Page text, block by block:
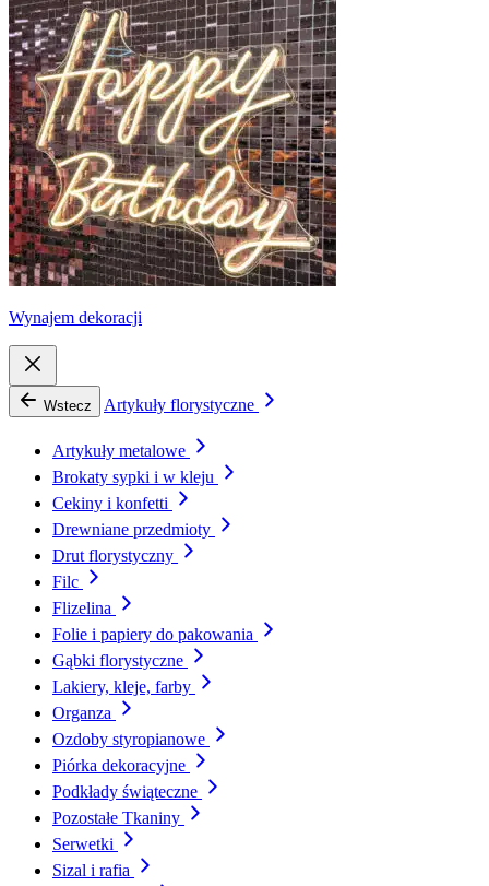
Wynajem dekoracji
Wstecz Artykuły florystyczne
Artykuły metalowe
Brokaty sypki i w kleju
Cekiny i konfetti
Drewniane przedmioty
Drut florystyczny
Filc
Flizelina
Folie i papiery do pakowania
Gąbki florystyczne
Lakiery, kleje, farby
Organza
Ozdoby styropianowe
Piórka dekoracyjne
Podkłady świąteczne
Pozostałe Tkaniny
Serwetki
Sizal i rafia